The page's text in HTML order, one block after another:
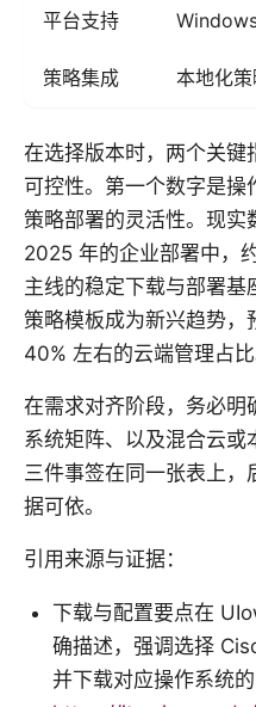
平台支持
策略集成 本地化
在选择版本时，两个关键
可控性。第一个数字是操
策略部署的灵活性。现
2025 年的企业部署中，
主线的稳定下载与部署
策略模板成为新兴趋势，
40% 左右的云端管理占
在需求对齐阶段，务必明
系统矩阵、以及混合云
三件事签在同一张表上
据可依。
引用来源与证据：
下载与配置要点在
确描述，强调选择
并下载对应操作系统的